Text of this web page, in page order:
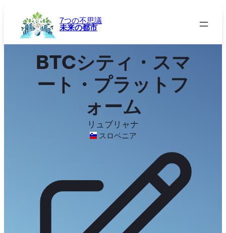
7つの不思議
未来の都市
BTCシティ・スマ
ート・プラットフ
ォーム
リュブリャナ
スロベニア